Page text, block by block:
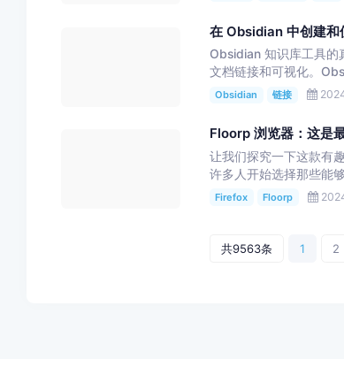
在 Obsidian 中创建和
Obsidian 知识库工具的
文档链接和可视化。
Obsidian 链接
Floorp 浏览器：这是
让我们探究一下这款有
许多人开始选择那些能
Firefox Floorp
共9563条 1 2